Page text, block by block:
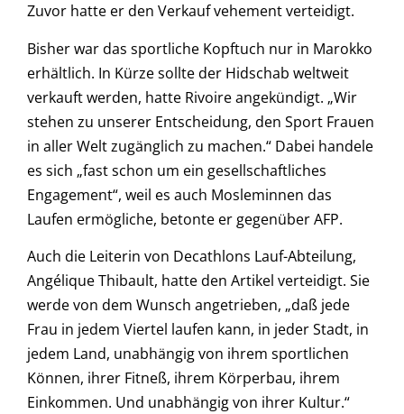
Zuvor hatte er den Verkauf vehement verteidigt.
Bisher war das sportliche Kopftuch nur in Marokko
erhältlich. In Kürze sollte der Hidschab weltweit
verkauft werden, hatte Rivoire angekündigt. „Wir
stehen zu unserer Entscheidung, den Sport Frauen
in aller Welt zugänglich zu machen.“ Dabei handele
es sich „fast schon um ein gesellschaftliches
Engagement“, weil es auch Mosleminnen das
Laufen ermögliche, betonte er gegenüber AFP.
Auch die Leiterin von Decathlons Lauf-Abteilung,
Angélique Thibault, hatte den Artikel verteidigt. Sie
werde von dem Wunsch angetrieben, „daß jede
Frau in jedem Viertel laufen kann, in jeder Stadt, in
jedem Land, unabhängig von ihrem sportlichen
Können, ihrer Fitneß, ihrem Körperbau, ihrem
Einkommen. Und unabhängig von ihrer Kultur.“